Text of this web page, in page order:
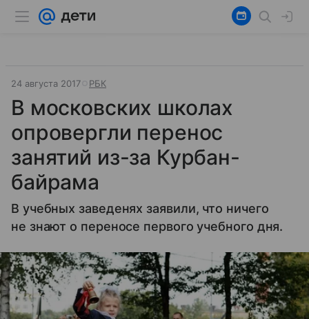
24 августа 2017 РБК
В московских школах
опровергли перенос
занятий из-за Курбан-
байрама
В учебных заведенях заявили, что ничего
не знают о переносе первого учебного дня.